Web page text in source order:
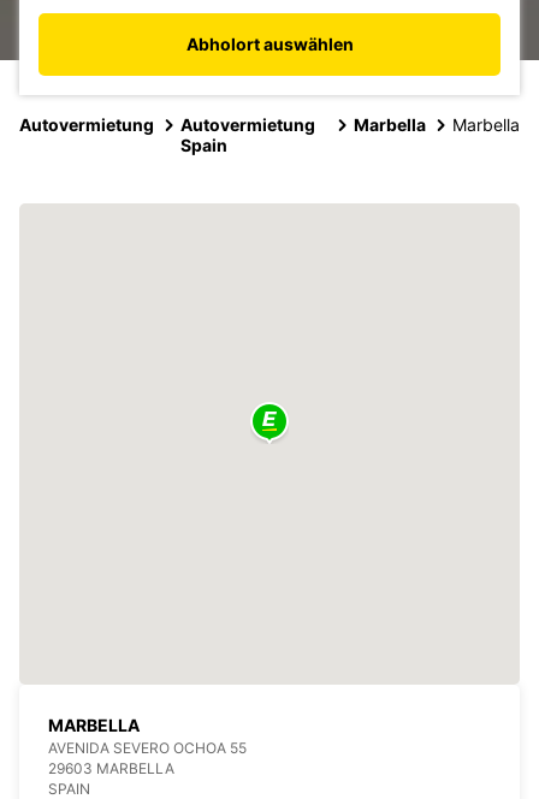
Abholort auswählen
Autovermietung
Autovermietung
Spain
Marbella Marbella
MARBELLA
AVENIDA SEVERO OCHOA 55
29603 MARBELLA
SPAIN